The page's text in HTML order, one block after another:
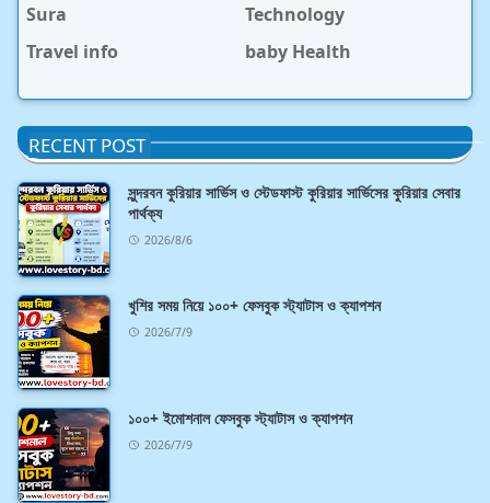
Sura
Technology
Travel info
baby Health
RECENT POST
সুন্দরবন কুরিয়ার সার্ভিস ও স্টেডফাস্ট কুরিয়ার সার্ভিসের কুরিয়ার সেবার
পার্থক্য
2026/8/6
খুশির সময় নিয়ে ১০০+ ফেসবুক স্ট্যাটাস ও ক্যাপশন
2026/7/9
১০০+ ইমোশনাল ফেসবুক স্ট্যাটাস ও ক্যাপশন
2026/7/9